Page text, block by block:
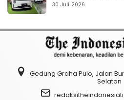
30 Juli 2026
Gedung Graha Pulo, Jalan
Selatan